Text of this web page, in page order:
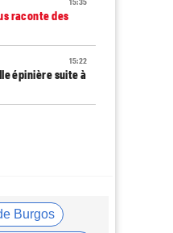
raconte des
15:22
épinière suite à
la 8e étape du
Burgos